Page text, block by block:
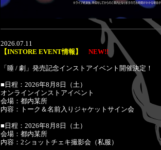
2026.07.11
【INSTORE EVENT情報】
NEW!!
「睡 / 劇」発売記念インストアイベント開催決定！
■日程：2026年8月8日（土）
オンラインインストアイベント
会場：都内某所
内容：トーク＆名前入りジャケットサイン会
■日程：2026年8月8日（土）
会場：都内某所
内容：2ショットチェキ撮影会（私服）